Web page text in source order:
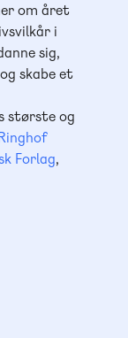
om året
i
sig,
skabe et
største og
Forlag,